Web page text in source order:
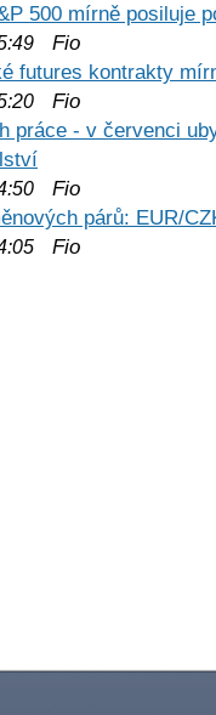
500 mírně posiluje
Fio
futures kontrakty
Fio
práce - v červenci
Fio
párů: EUR/
Fio